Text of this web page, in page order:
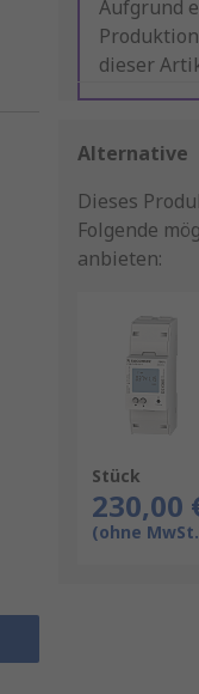
Aufgrund
dieser
Alternative
Dieses
Folgende
anbieten:
Stück
230,00
(ohne